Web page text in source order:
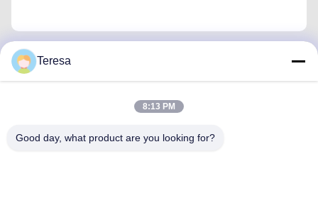
Nein, nicht wirklich.53, SCIENCE AVENUE, HIGH-TECH
Teresa
8:13 PM
Good day, what product are you looking for?